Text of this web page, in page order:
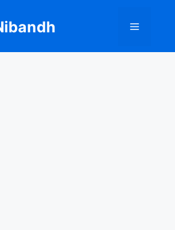
Menu